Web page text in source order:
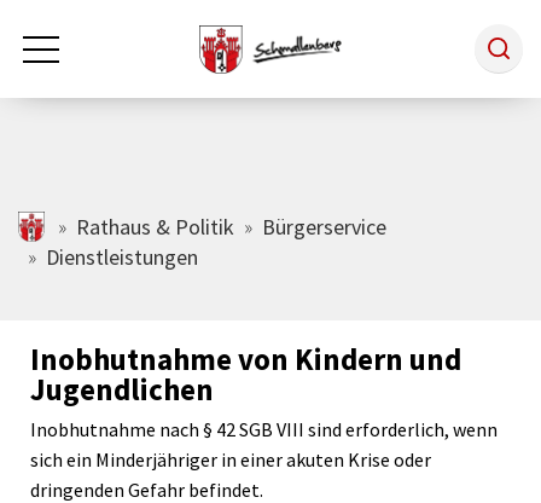
Zum Hauptinhalt springen
Rathaus & Politik
Tourismus
Freizeit & Kultur
schmallenberg.de
Rathaus & Politik
Bürgerservice
Dienstleistungen
Inobhutnahme von Kindern und
Jugendlichen
Inobhutnahme nach § 42 SGB VIII sind erforderlich, wenn
sich ein Minderjähriger in einer akuten Krise oder
dringenden Gefahr befindet.